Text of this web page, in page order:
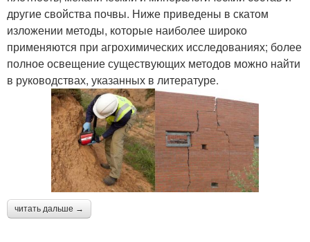
другие свойства почвы. Ниже приведены в скатом
изложении методы, которые наиболее широко
применяются при агрохимических исследованиях; более
полное освещение существующих методов можно найти
в руководствах, указанных в литературе.
читать дальше →